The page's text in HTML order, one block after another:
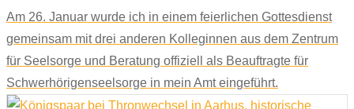
Am 26. Januar wurde ich in einem feierlichen Gottesdienst
gemeinsam mit drei anderen Kolleginnen aus dem Zentrum
für Seelsorge und Beratung offiziell als Beauftragte für
Schwerhörigenseelsorge in mein Amt eingeführt.